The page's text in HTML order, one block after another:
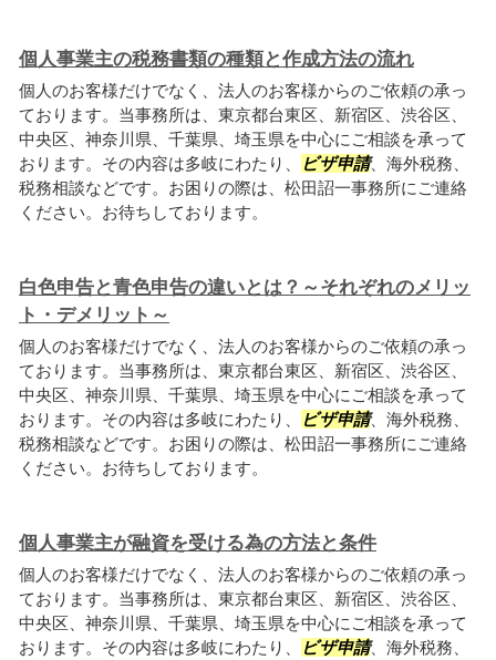
個人事業主の税務書類の種類と作成方法の流れ
個人のお客様だけでなく、法人のお客様からのご依頼の承っ
ております。当事務所は、東京都台東区、新宿区、渋谷区、
中央区、神奈川県、千葉県、埼玉県を中心にご相談を承って
おります。その内容は多岐にわたり、
ビザ申請、海外税務、
税務相談などです。お困りの際は、松田詔一事務所にご連絡
ください。お待ちしております。
白色申告と青色申告の違いとは？～それぞれのメリッ
ト・デメリット～
個人のお客様だけでなく、法人のお客様からのご依頼の承っ
ております。当事務所は、東京都台東区、新宿区、渋谷区、
中央区、神奈川県、千葉県、埼玉県を中心にご相談を承って
おります。その内容は多岐にわたり、
ビザ申請、海外税務、
税務相談などです。お困りの際は、松田詔一事務所にご連絡
ください。お待ちしております。
個人事業主が融資を受ける為の方法と条件
個人のお客様だけでなく、法人のお客様からのご依頼の承っ
ております。当事務所は、東京都台東区、新宿区、渋谷区、
中央区、神奈川県、千葉県、埼玉県を中心にご相談を承って
おります。その内容は多岐にわたり、
ビザ申請、海外税務、